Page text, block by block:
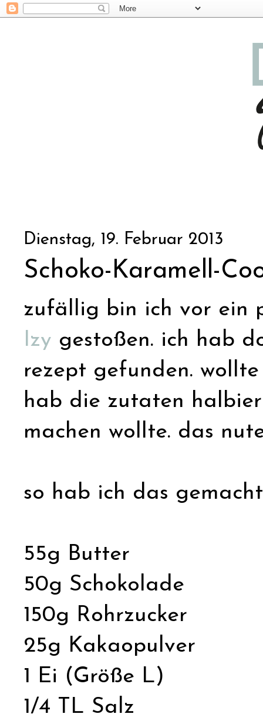
Dienstag, 19. Februar 2013
Schoko-Karamell-
zufällig bin ich vor ein
Izy gestoßen. ich hab
rezept gefunden.
hab die zutaten
machen wollte. das
so hab ich das
55g Butter
50g Schokolade
150g Rohrzucker
25g Kakaopulver
1 Ei (Größe L)
1/4 TL Salz